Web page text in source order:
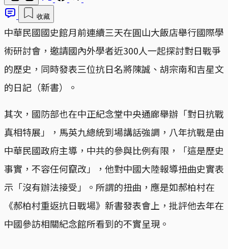
收藏
中華民國國史館月前連續三天在圓山大飯店舉行國際學
術研討會，邀請國內外學者近300人一起探討對日戰爭
的歷史，同時發表三位抗日名將陳誠、胡宗南和吉星文
的日記（新書）。
其次，國防部也在中正紀念堂中央通廊舉辦「對日抗戰
真相特展」，馬英九總統到場講話強調，八年抗戰是由
中華民國政府主導，中共的參與比例有限，「這是歷史
事實，不容任何竄改」，他對中國大陸報導扭曲史實表
示「沒有辦法接受」。所謂的扭曲，應是如郝柏村在
《郝柏村重返抗日戰場》新書發表會上，批評他去年在
中國參訪相關紀念館所看到的不實呈現。